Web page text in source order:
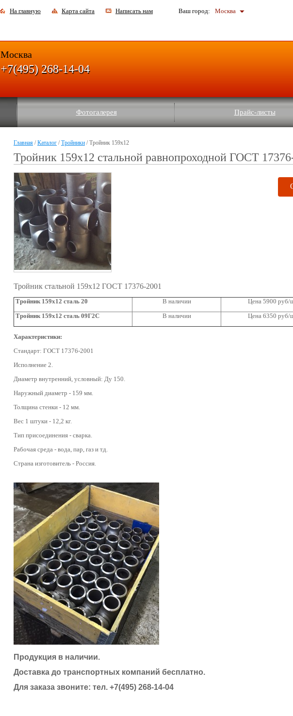
На главную Карта сайта Написать нам Ваш город: Москва
Фотогалерея Прайс-листы
Москва
+7(495) 268-14-04
Главная /Каталог /Тройники / Тройник 159х12
Тройник 159х12 стальной равнопроходной ГОСТ
Тройник стальной 159х12 ГОСТ 17376-2001
Тройник 159х12 сталь 20 В наличии
Цена 5900 руб/
Тройник 159х12 сталь 09Г2С
В наличии Цена 6350 руб/
Характеристики:
Стандарт: ГОСТ 17376-2001
Исполнение 2.
Диаметр внутренний, условный: Ду 150.
Наружный диаметр - 159 мм.
Толщина стенки - 12 мм.
Вес 1 штуки - 12,2 кг.
Тип присоединения - сварка.
Рабочая среда - вода, пар, газ и тд.
Страна изготовитель - Россия.
Продукция в наличии.
Доставка до транспортных компаний бесплатно.
Для заказа звоните: тел. +7(495) 268-14-04